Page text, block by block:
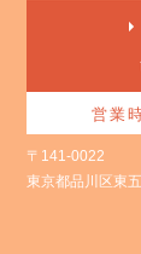
営業
〒141-0022
東京都品川区東